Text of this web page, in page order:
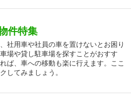
件特集
社用車や社員の車を置けないとお困り
場や貸し駐車場を探すことがおすす
ば、車への移動も楽に行えます。ここ
してみましょう。